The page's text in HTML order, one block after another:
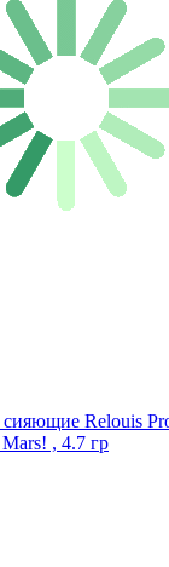
Relouis
, 4.7 гр